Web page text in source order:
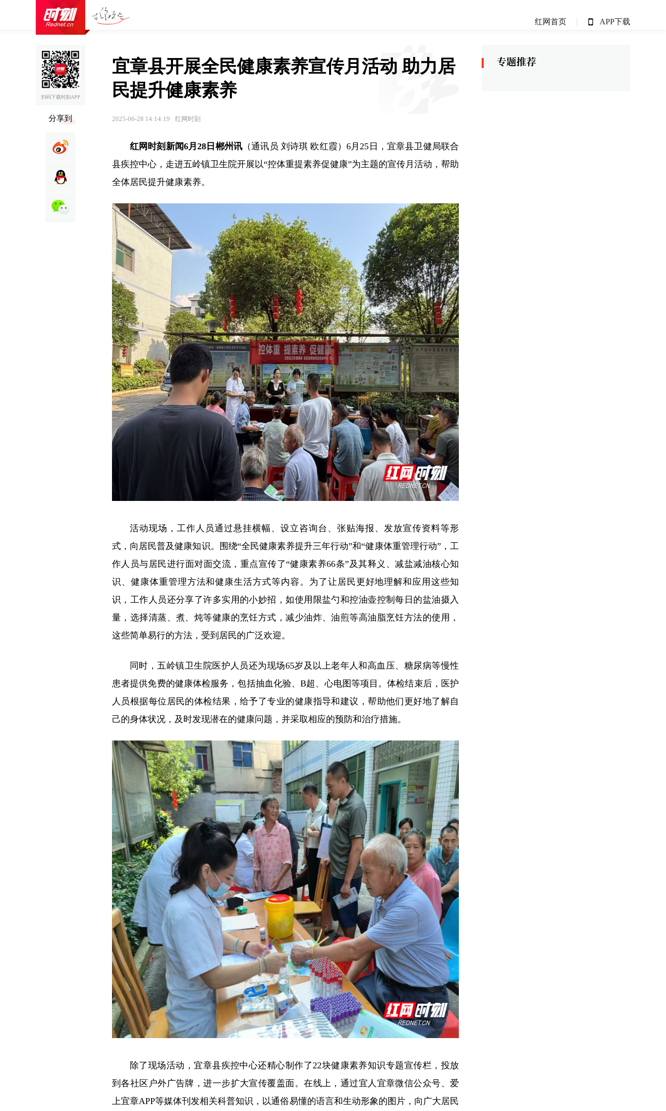
红网首页 APP下载
扫码下载时刻APP
分享到
宜章县开展全民健康素养宣传月活动 助力居
民提升健康素养
2025-06-28 14:14:19 红网时刻
红网时刻新闻6月28日郴州讯 （通讯员 刘诗琪 欧红霞）6月25日，宜章县卫健局联合
县疾控中心，走进五岭镇卫生院开展以“控体重提素养促健康”为主题的宣传月活动，帮助
全体居民提升健康素养。
活动现场，工作人员通过悬挂横幅、设立咨询台、张贴海报、发放宣传资料等形
式，向居民普及健康知识。围绕“全民健康素养提升三年行动”和“健康体重管理行动”，工
作人员与居民进行面对面交流，重点宣传了“健康素养66条”及其释义、减盐减油核心知
识、健康体重管理方法和健康生活方式等内容。为了让居民更好地理解和应用这些知
识，工作人员还分享了许多实用的小妙招，如使用限盐勺和控油壶控制每日的盐油摄入
量，选择清蒸、煮、炖等健康的烹饪方式，减少油炸、油煎等高油脂烹饪方法的使用，
这些简单易行的方法，受到居民的广泛欢迎。
同时，五岭镇卫生院医护人员还为现场65岁及以上老年人和高血压、糖尿病等慢性
患者提供免费的健康体检服务，包括抽血化验、B超、心电图等项目。体检结束后，医护
人员根据每位居民的体检结果，给予了专业的健康指导和建议，帮助他们更好地了解自
己的身体状况，及时发现潜在的健康问题，并采取相应的预防和治疗措施。
除了现场活动，宜章县疾控中心还精心制作了22块健康素养知识专题宣传栏，投放
到各社区户外广告牌，进一步扩大宣传覆盖面。在线上，通过宜人宜章微信公众号、爱
上宜章APP等媒体刊发相关科普知识，以通俗易懂的语言和生动形象的图片，向广大居民